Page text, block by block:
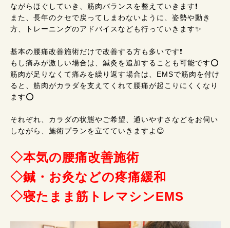
ながらほぐしていき、筋肉バランスを整えていきます❗
また、長年のクセで戻ってしまわないように、姿勢や動き
方、トレーニングのアドバイスなども行っていきます✨
基本の腰痛改善施術だけで改善する方も多いです❗
もし痛みが激しい場合は、鍼灸を追加することも可能です⭕
筋肉が足りなくて痛みを繰り返す場合は、EMSで筋肉を付け
ると、筋肉がカラダを支えてくれて腰痛が起こりにくくなり
ます⭕
それぞれ、カラダの状態やご希望、通いやすさなどをお伺い
しながら、施術プランを立てていきますよ😊
◇本気の腰痛改善施術
◇鍼・お灸などの疼痛緩和
◇寝たまま筋トレマシンEMS